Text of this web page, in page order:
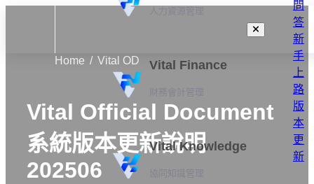
Vital Finance
Vital Knowledge
問
答
新
手
上
路
版
本
更
新
Home Vital OD
Vital Official Document
系統版本更新說明
202506